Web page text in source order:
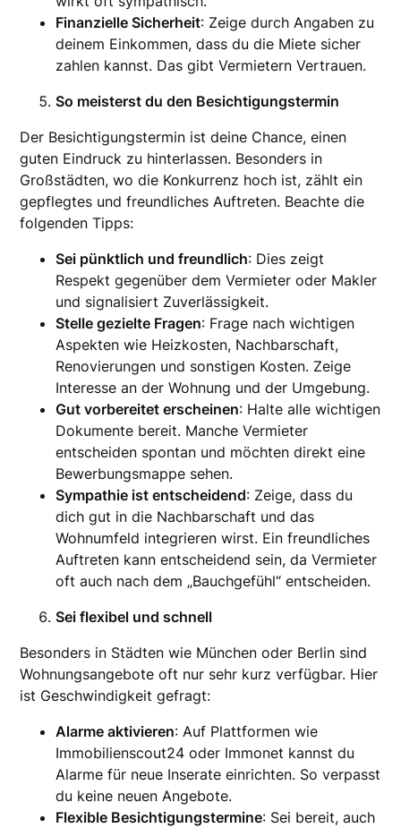
Finanzielle Sicherheit: Zeige durch Angaben zu
deinem Einkommen, dass du die Miete sicher
zahlen kannst. Das gibt Vermietern Vertrauen.
So meisterst du den Besichtigungstermin
Der Besichtigungstermin ist deine Chance, einen
guten Eindruck zu hinterlassen. Besonders in
Großstädten, wo die Konkurrenz hoch ist, zählt ein
gepflegtes und freundliches Auftreten. Beachte die
folgenden Tipps:
Sei pünktlich und freundlich: Dies zeigt
Respekt gegenüber dem Vermieter oder Makler
und signalisiert Zuverlässigkeit.
Stelle gezielte Fragen: Frage nach wichtigen
Aspekten wie Heizkosten, Nachbarschaft,
Renovierungen und sonstigen Kosten. Zeige
Interesse an der Wohnung und der Umgebung.
Gut vorbereitet erscheinen: Halte alle wichtigen
Dokumente bereit. Manche Vermieter
entscheiden spontan und möchten direkt eine
Bewerbungsmappe sehen.
Sympathie ist entscheidend: Zeige, dass du
dich gut in die Nachbarschaft und das
Wohnumfeld integrieren wirst. Ein freundliches
Auftreten kann entscheidend sein, da Vermieter
oft auch nach dem „Bauchgefühl“ entscheiden.
Sei flexibel und schnell
Besonders in Städten wie München oder Berlin sind
Wohnungsangebote oft nur sehr kurz verfügbar. Hier
ist Geschwindigkeit gefragt:
Alarme aktivieren: Auf Plattformen wie
Immobilienscout24 oder Immonet kannst du
Alarme für neue Inserate einrichten. So verpasst
du keine neuen Angebote.
Flexible Besichtigungstermine: Sei bereit, auch